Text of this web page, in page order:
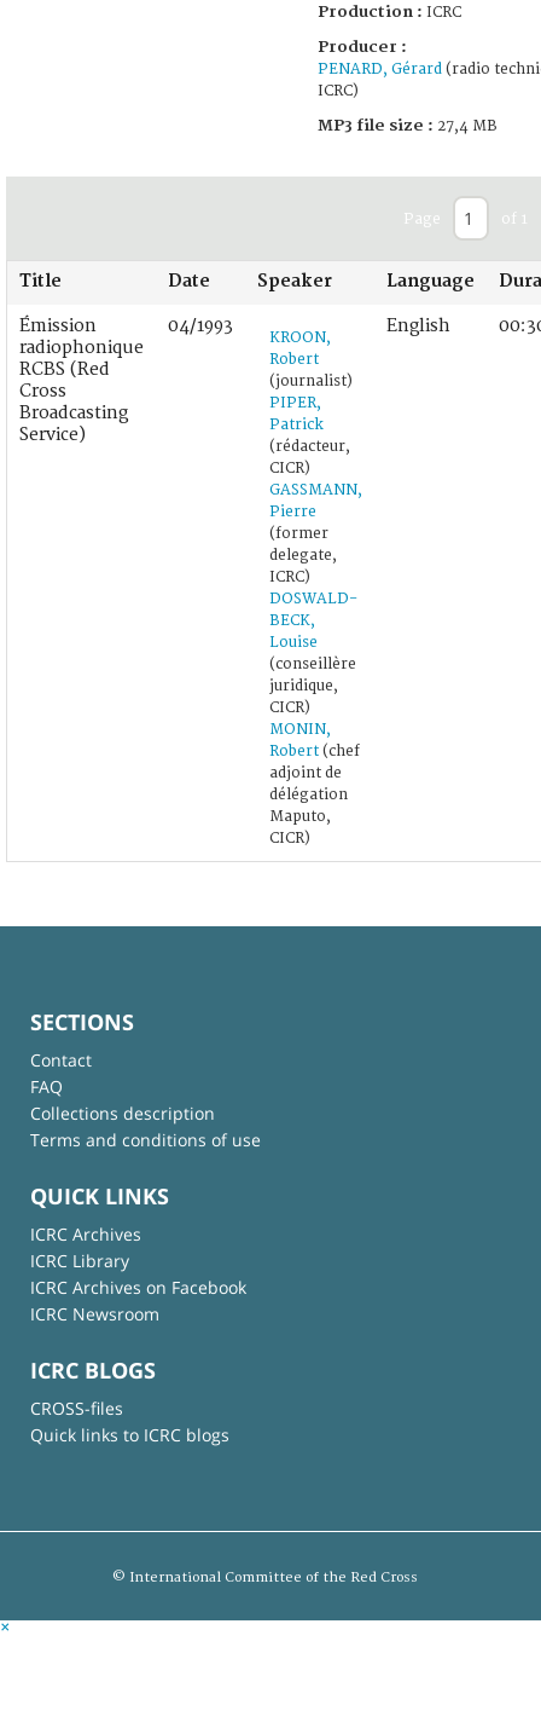
Production : ICRC
Producer :
PENARD, Gérard (radio
ICRC)
MP3 file size : 27,4 MB
Page of 1
Title Date Speaker Language
Émission
radiophonique
RCBS (Red
Cross
Broadcasting
Service)
04/1993
KROON,
Robert
(journalist)
PIPER,
Patrick
(rédacteur,
CICR)
GASSMANN,
Pierre
(former
delegate,
ICRC)
DOSWALD-
BECK,
Louise
(conseillère
juridique,
CICR)
MONIN,
Robert (chef
adjoint de
délégation
Maputo,
CICR)
English
SECTIONS
Contact
FAQ
Collections description
Terms and conditions of use
QUICK LINKS
ICRC Archives
ICRC Library
ICRC Archives on Facebook
ICRC Newsroom
ICRC BLOGS
CROSS-files
Quick links to ICRC blogs
© International Committee of the Red Cross
×